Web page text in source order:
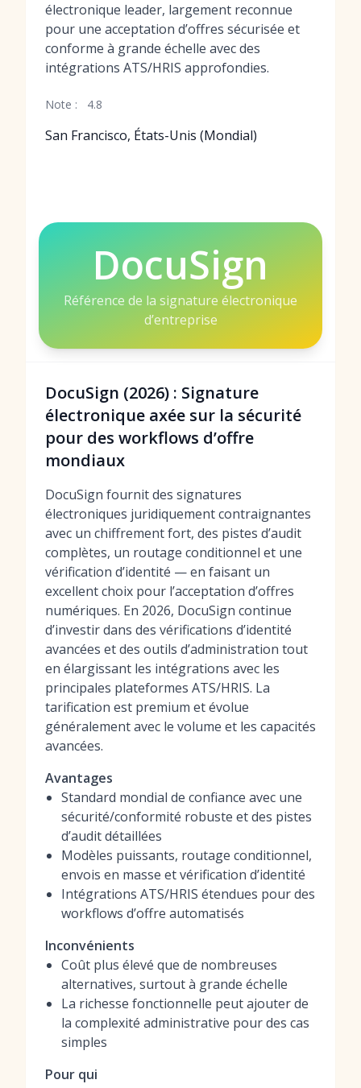
électronique leader, largement reconnue
pour une acceptation d’offres sécurisée et
conforme à grande échelle avec des
intégrations ATS/HRIS approfondies.
Note : 4.8
San Francisco, États-Unis (Mondial)
DocuSign
Référence de la signature électronique
d’entreprise
DocuSign (2026) : Signature
électronique axée sur la sécurité
pour des workflows d’offre
mondiaux
DocuSign fournit des signatures
électroniques juridiquement contraignantes
avec un chiffrement fort, des pistes d’audit
complètes, un routage conditionnel et une
vérification d’identité — en faisant un
excellent choix pour l’acceptation d’offres
numériques. En 2026, DocuSign continue
d’investir dans des vérifications d’identité
avancées et des outils d’administration tout
en élargissant les intégrations avec les
principales plateformes ATS/HRIS. La
tarification est premium et évolue
généralement avec le volume et les capacités
avancées.
Avantages
Standard mondial de confiance avec une
sécurité/conformité robuste et des pistes
d’audit détaillées
Modèles puissants, routage conditionnel,
envois en masse et vérification d’identité
Intégrations ATS/HRIS étendues pour des
workflows d’offre automatisés
Inconvénients
Coût plus élevé que de nombreuses
alternatives, surtout à grande échelle
La richesse fonctionnelle peut ajouter de
la complexité administrative pour des cas
simples
Pour qui